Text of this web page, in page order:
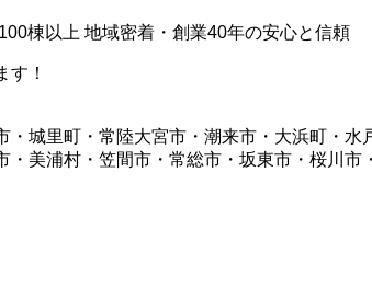
す！
・城里町・常陸大宮市・潮来市・大浜町・
・美浦村・笠間市・常総市・坂東市・桜川